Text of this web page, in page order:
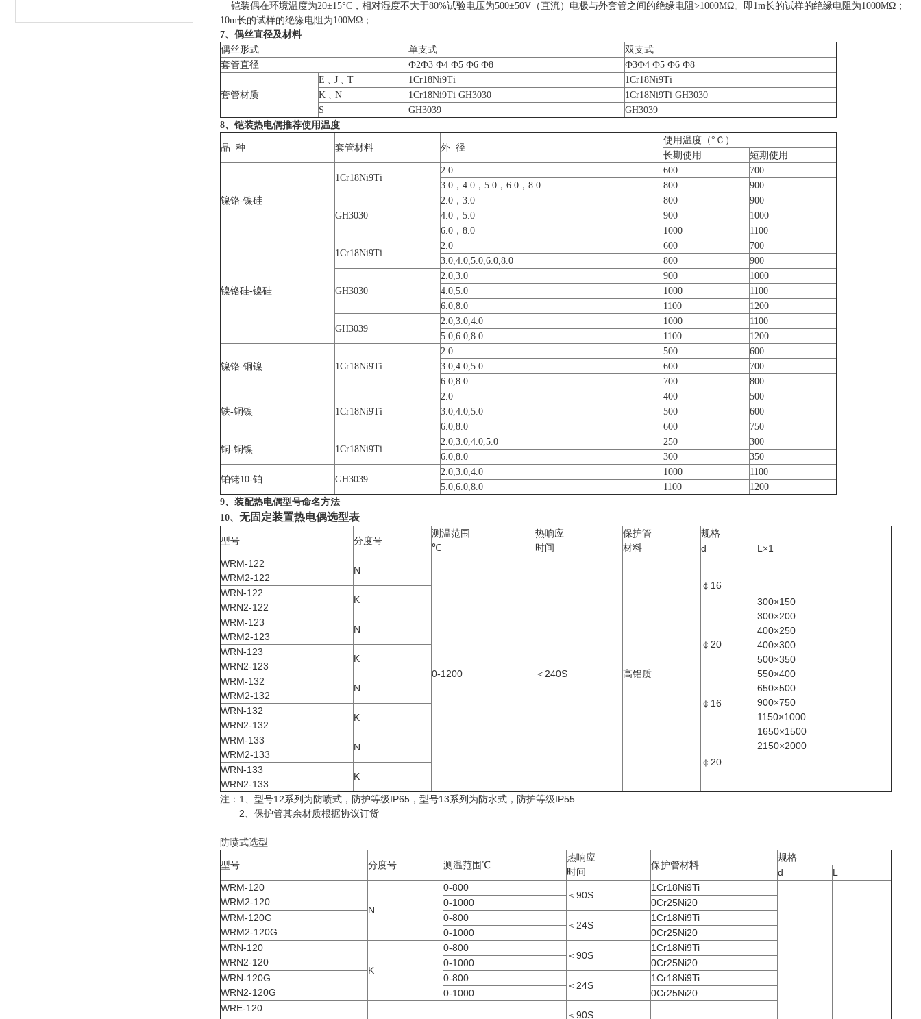
铠装偶在环境温度为20±15°C，相对湿度不大于80%试验电压为500±50V（直流）电极与外套管之间的绝缘电阻>1000MΩ。即1m长的试样的绝缘电阻为1000MΩ；
10m长的试样的绝缘电阻为100MΩ；
7、偶丝直径及材料
偶丝形式
单支式
双支式
套管直径
Ф2Ф3 Ф4 Ф5 Ф6 Ф8 Ф3Ф4 Ф5 Ф6 Ф8
套管材质
E﹑J﹑T 1Cr18Ni9Ti
1Cr18Ni9Ti
K﹑N
1Cr18Ni9Ti GH3030
1Cr18Ni9Ti GH3030
S
GH3039
GH3039
8、铠装热电偶推荐使用温度
品 种 套管材料 外 径
使用温度（°Ｃ）
长期使用
短期使用
镍铬-镍硅
1Cr18Ni9Ti
2.0 600
700
3.0，4.0，5.0，6.0，8.0
800 900
GH3030
2.0，3.0 800
900
4.0，5.0
900
1000
6.0，8.0
1000 1100
镍铬硅-镍硅
1Cr18Ni9Ti
2.0 600
700
3.0,4.0,5.0,6.0,8.0
800 900
GH3030
2.0,3.0 900
1000
4.0,5.0
1000
1100
6.0,8.0
1100 1200
GH3039
2.0,3.0,4.0 1000
1100
5.0,6.0,8.0
1100 1200
镍铬-铜镍 1Cr18Ni9Ti
2.0 500
600
3.0,4.0,5.0
600
700
6.0,8.0
700 800
铁-铜镍 1Cr18Ni9Ti
2.0 400
500
3.0,4.0,5.0
500
600
6.0,8.0
600 750
铜-铜镍 1Cr18Ni9Ti
2.0,3.0,4.0,5.0 250
300
6.0,8.0
300 350
铂铑10-铂 GH3039
2.0,3.0,4.0 1000
1100
5.0,6.0,8.0
1100
1200
9、装配热电偶型号命名方法
10、 无固定装置热电偶选型表
型号 分度号
测温范围
℃
热响应
时间
保护管
材料
规格
d
L×1
WRM-122
WRM2-122
N
0-1200 ＜240S 高铝质
￠16
300×150
300×200
400×250
400×300
500×350
550×400
650×500
900×750
1150×1000
1650×1500
2150×2000
WRN-122
WRN2-122
K
WRM-123
WRM2-123
N
￠20
WRN-123
WRN2-123
K
WRM-132
WRM2-132
N
￠16
WRN-132
WRN2-132
K
WRM-133
WRM2-133
N
￠20
WRN-133
WRN2-133
K
注：1、型号12系列为防喷式，防护等级IP65，型号13系列为防水式，防护等级IP55
2、保护管其余材质根据协议订货
防喷式选型
型号 分度号 测温范围℃
热响应
时间
保护管材料
规格
d
L
WRM-120
WRM2-120
N
0-800
＜90S
1Cr18Ni9Ti
0-1000
0Cr25Ni20
WRM-120G
WRM2-120G
0-800
＜24S
1Cr18Ni9Ti
0-1000
0Cr25Ni20
WRN-120
WRN2-120
K
0-800
＜90S
1Cr18Ni9Ti
0-1000
0Cr25Ni20
WRN-120G
WRN2-120G
0-800
＜24S
1Cr18Ni9Ti
0-1000
0Cr25Ni20
WRE-120
＜90S